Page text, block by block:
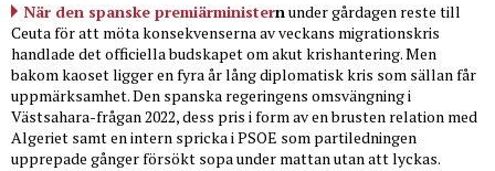
När den spanske premiärministernunder gårdagen reste till
Ceuta för att möta konsekvenserna av veckans migrationskris
handlade det officiella budskapet om akut krishantering. Men
bakom kaoset ligger en fyra år lång diplomatisk kris som sällan får
uppmärksamhet. Den spanska regeringens omsvängning i
Västsahara-frågan 2022, dess pris i form av en brusten relation med
Algeriet samt en intern spricka i PSOE som partiledningen
upprepade gånger försökt sopa under mattan utan att lyckas.